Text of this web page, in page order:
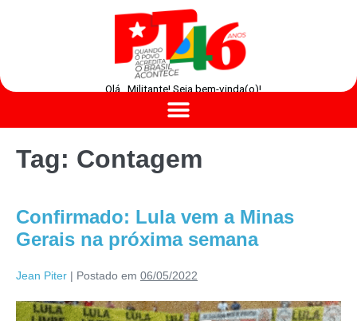
Olá , Militante! Seja bem-vinda(o)!
Tag: Contagem
Confirmado: Lula vem a Minas
Gerais na próxima semana
Jean Piter | Postado em 06/05/2022